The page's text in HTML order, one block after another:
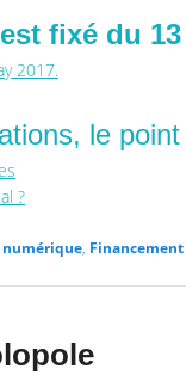
fixé du
2017.
le
?
,